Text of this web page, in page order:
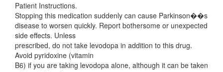
Patient Instructions.
Stopping this medication suddenly can cause Parkinson��s
disease to worsen quickly. Report bothersome or unexpected
side effects. Unless
prescribed, do not take levodopa in addition to this drug.
Avoid pyridoxine (vitamin
B6) if you are taking levodopa alone, although it can be taken